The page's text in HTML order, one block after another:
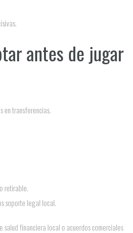
antes de jugar
en transferencias.
retirable.
soporte legal local.
salud financiera local o acuerdos comerciales